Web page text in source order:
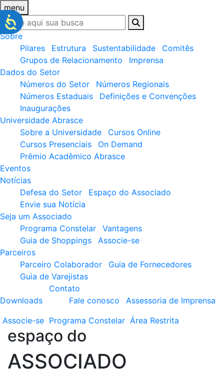
menu
Sobre
Pilares
Estrutura Sustentabilidade
Comitês
Grupos de Relacionamento
Imprensa
Dados do Setor
Números do Setor
Números Regionais
Números Estaduais
Definições e Convenções
Inaugurações
Universidade Abrasce
Sobre a Universidade
Cursos Online
Cursos Presenciais
On Demand
Prêmio Acadêmico Abrasce
Eventos
Notícias
Defesa do Setor
Espaço do Associado
Envie sua Notícia
Seja um Associado
Programa Constelar
Vantagens
Guia de Shoppings
Associe-se
Parceiros
Parceiro Colaborador
Guia de Fornecedores
Guia de Varejistas
Downloads
Contato
Fale conosco
Assessoria de Imprensa
Associe-se Programa Constelar Área Restrita
espaço do
ASSOCIADO